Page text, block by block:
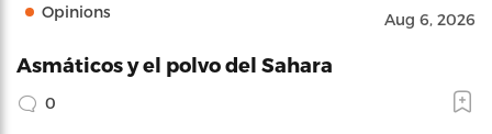
Opinions Aug 6, 2026
Asmáticos y el polvo del Sahara
0